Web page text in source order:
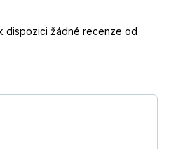
dispozici žádné recenze od